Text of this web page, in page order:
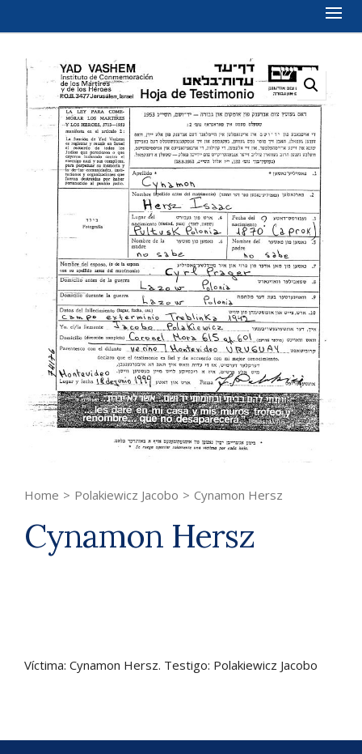
Home > Polakiewicz Jacobo > Cynamon Hersz
Cynamon Hersz
Víctima: Cynamon Hersz. Testigo: Polakiewicz Jacobo